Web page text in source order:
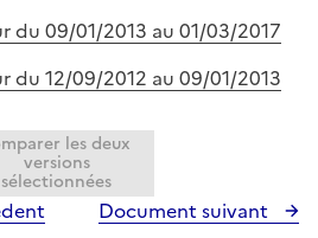
du 09/01/2013 au 01/03/2017
du 12/09/2012 au 09/01/2013
les deux
versions
sélectionnées
Document suivant